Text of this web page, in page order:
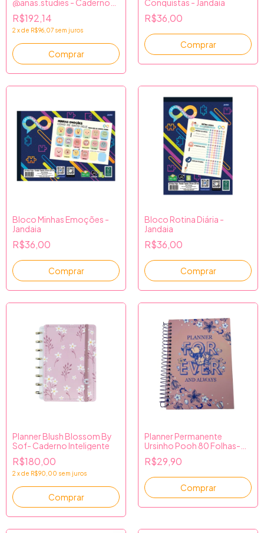
Inteligente
R$192,14
2 xde R$96,07 sem juros
R$36,00
Bloco Minhas Emoções -
Jandaia
R$36,00
Bloco Rotina Diária -
Jandaia
R$36,00
Planner Blush Blossom By
Sof- Caderno Inteligente
R$180,00
2 xde R$90,00 sem juros
Planner Permanente
Ursinho Pooh 80 Folhas-
Culturama
R$29,90